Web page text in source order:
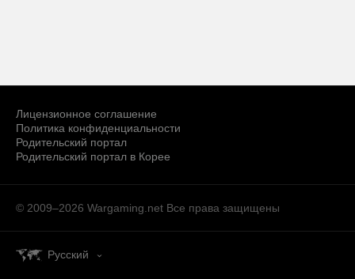
Лицензионное соглашение
Политика конфиденциальности
Родительский портал
Родительский портал в Корее
© 2009–2026 Wargaming.net Все права защищены
Русский